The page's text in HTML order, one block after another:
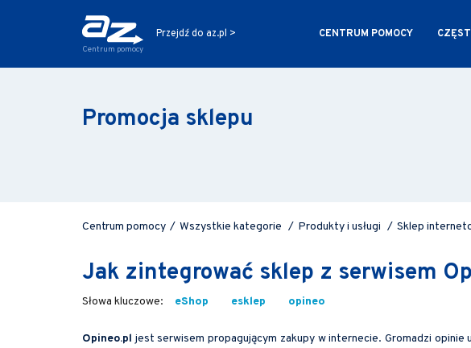
Centrum pomocy
Przejdź do az.pl > CENTRUM POMOCY
Promocja sklepu
Centrum pomocy / Wszystkie kategorie / Produkty i usługi / Sklep
Jak zintegrować sklep z serwisem
eShop esklep opineo
Opineo.pl jest serwisem propagującym zakupy w internecie. Gromadzi